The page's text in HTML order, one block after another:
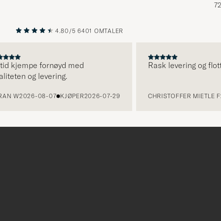
NESTE
4.80/5 6401 OMTALER
fornøyd med
og levering.
W2026-08-07 KJØPER2026-07-29
Rask levering og flott
CHRISTOFFER MIETLE F